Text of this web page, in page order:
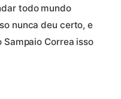
todo mundo
nunca deu certo, e
Correa isso